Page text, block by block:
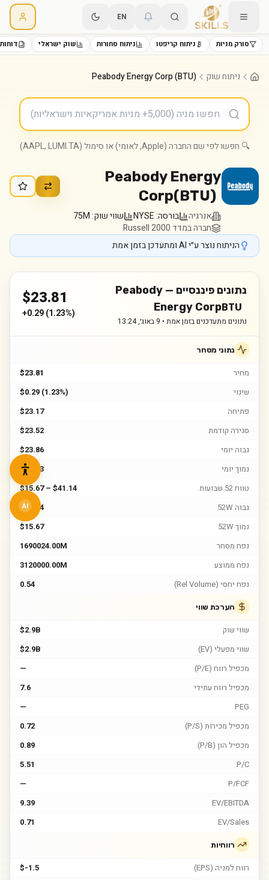
EN
סורק מניות ניתוח קריפטו ניתוח סחורות שוק ישראלי
ניתוח שוק Peabody Energy Corp (BTU)
🔍 חפשו לפי שם החברה (Apple, לאומי) או סימול (AAPL, LUMI.TA)
Peabody Energy
Corp(BTU)
אנרגיה בורסה:NYSE שווי שוק:75M
חברה במדד Russell 2000
הניתוח נוצר ע״י AI ומתעדכן בזמן אמת
נתונים פיננסיים — Peabody
Energy CorpBTU
נתונים מתעדכנים בזמן אמת • 9 באוג׳, 13:24
$23.81
+0.29(1.23%)
נתוני מסחר
מחיר
$23.81
שינוי
$0.29 (1.23%)
פתיחה
$23.17
סגירה קודמת
$23.52
גבוה יומי
$23.86
נמוך יומי
$22.93
טווח 52 שבועות
$15.67 – $41.14
גבוה 52W
$41.14
נמוך 52W
$15.67
נפח מסחר
1690024.00M
נפח ממוצע
3120000.00M
נפח יחסי (Rel Volume)
0.54
הערכת שווי
שווי שוק
$2.9B
שווי מפעלי (EV)
$2.9B
מכפיל רווח (P/E)
—
מכפיל רווח עתידי
7.6
PEG
—
מכפיל מכירות (P/S)
0.72
מכפיל הון (P/B)
0.89
P/C
5.51
P/FCF
—
EV/EBITDA
9.39
EV/Sales
0.71
רווחיות
רווח למניה (EPS)
$-1.5
AI